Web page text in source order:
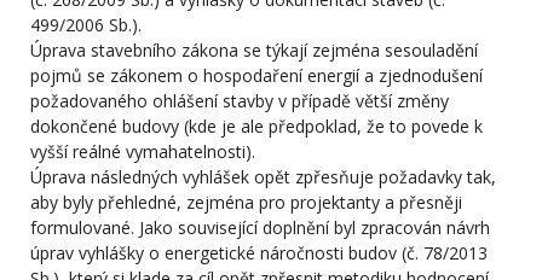
499/2006 Sb.).
Úprava stavebního zákona se týkají zejména sesouladění
pojmů se zákonem o hospodaření energií a zjednodušení
požadovaného ohlášení stavby v případě větší změny
dokončené budovy (kde je ale předpoklad, že to povede k
vyšší reálné vymahatelnosti).
Úprava následných vyhlášek opět zpřesňuje požadavky tak,
aby byly přehledné, zejména pro projektanty a přesněji
formulované. Jako související doplnění byl zpracován návrh
úprav vyhlášky o energetické náročnosti budov (č. 78/2013